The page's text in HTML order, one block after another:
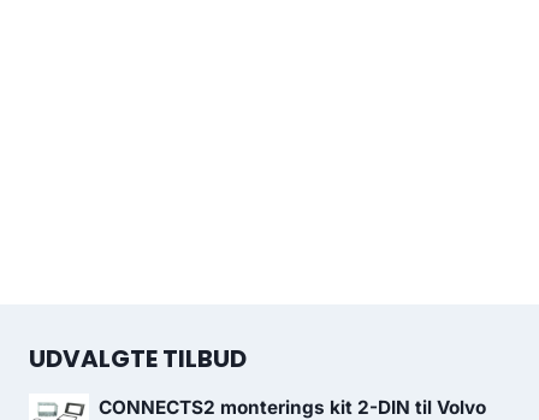
UDVALGTE TILBUD
CONNECTS2 monterings kit 2-DIN til Volvo